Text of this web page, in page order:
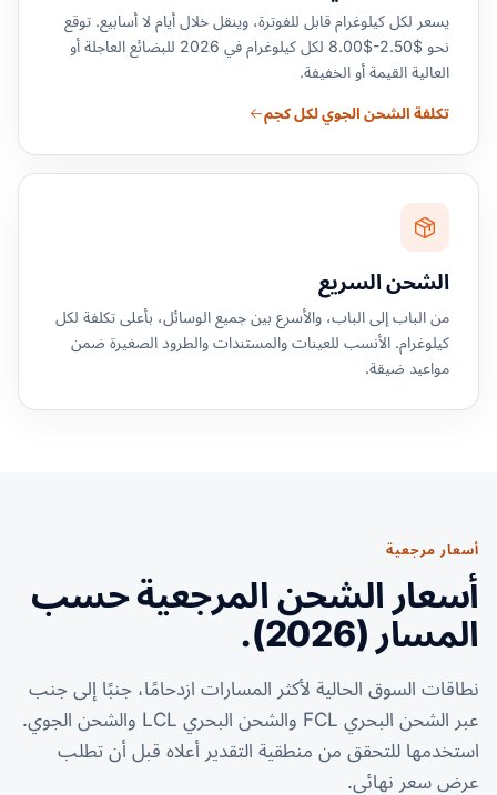
يسعر لكل كيلوغرام قابل للفوترة، وينقل خلال أيام لا أسابيع. توقع
نحو $2.50-$8.00 لكل كيلوغرام في 2026 للبضائع العاجلة أو
العالية القيمة أو الخفيفة.
تكلفة الشحن الجوي لكل كجم
الشحن السريع
من الباب إلى الباب، والأسرع بين جميع الوسائل، بأعلى تكلفة لكل
كيلوغرام. الأنسب للعينات والمستندات والطرود الصغيرة ضمن
مواعيد ضيقة.
أسعار مرجعية
أسعار الشحن المرجعية حسب
المسار (2026).
نطاقات السوق الحالية لأكثر المسارات ازدحامًا، جنبًا إلى جنب
عبر الشحن البحري FCL والشحن البحري LCL والشحن الجوي.
استخدمها للتحقق من منطقية التقدير أعلاه قبل أن تطلب
عرض سعر نهائي.